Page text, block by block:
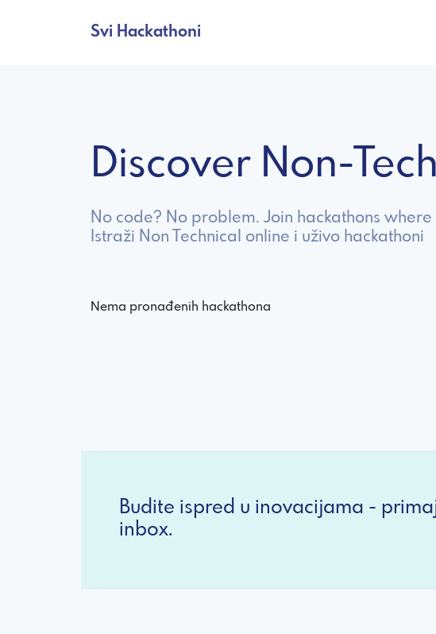
Svi Hackathoni
Discover Non-
No code? No problem. Join hackathons
Istraži Non Technical online i uživo hackathoni
Nema pronađenih hackathona
Budite ispred u inovacijama -
inbox.